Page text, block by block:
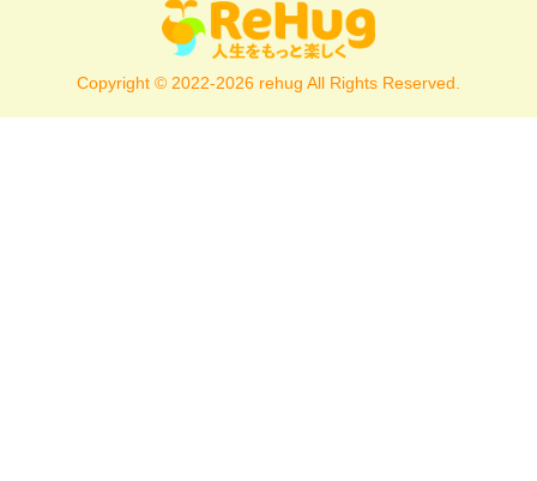
Copyright © 2022-2026 rehug All Rights Reserved.